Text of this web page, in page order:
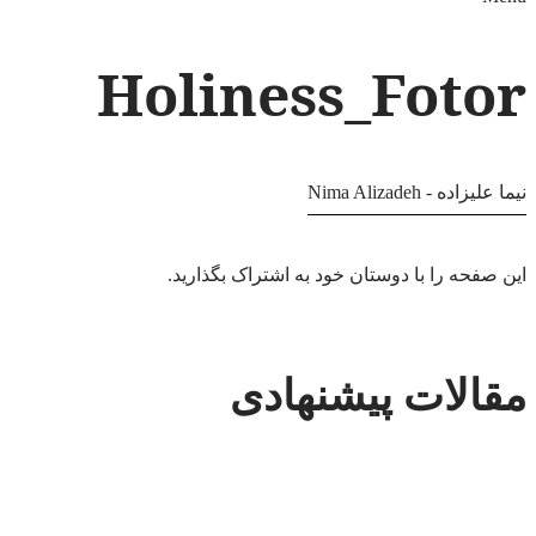
Holiness_Fotor
نیما علیزاده - Nima Alizadeh
این صفحه را با دوستان خود به اشتراک بگذارید.
مقالات پیشنهادی